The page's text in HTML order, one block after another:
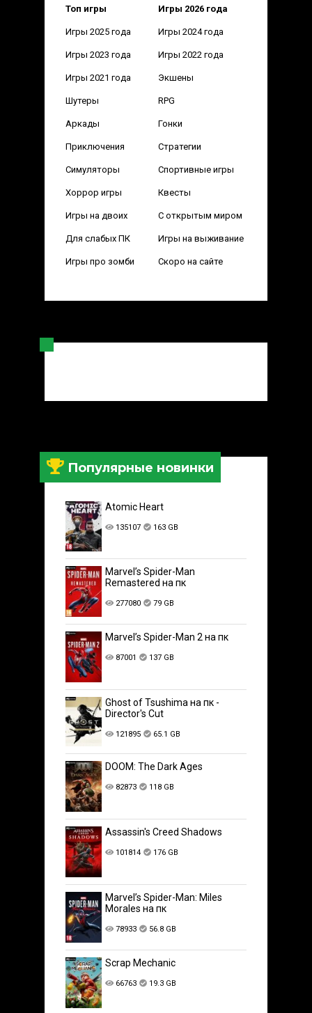
Топ игры Игры 2026 года
Игры 2025 года Игры 2024 года
Игры 2023 года Игры 2022 года
Игры 2021 года Экшены
Шутеры RPG
Аркады Гонки
Приключения Стратегии
Симуляторы Спортивные игры
Хоррор игры Квесты
Игры на двоих С открытым миром
Для слабых ПК Игры на выживание
Игры про зомби Скоро на сайте
Популярные новинки
Atomic Heart
135107 163 GB
Marvel’s Spider-Man
Remastered на пк
277080 79 GB
Marvel’s Spider-Man 2 на пк
87001 137 GB
Ghost of Tsushima на пк -
Director's Cut
121895 65.1 GB
DOOM: The Dark Ages
82873 118 GB
Assassin's Creed Shadows
101814 176 GB
Marvel’s Spider-Man: Miles
Morales на пк
78933 56.8 GB
Scrap Mechanic
66763 19.3 GB